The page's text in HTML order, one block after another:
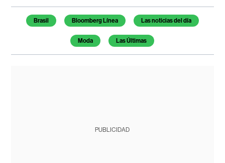
Temas de este artículo
Brasil Bloomberg Línea Las noticias del día
Moda Las Últimas
PUBLICIDAD